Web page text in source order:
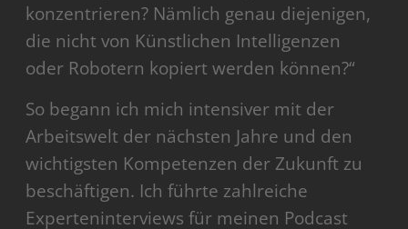
konzentrieren? Nämlich genau diejenigen,
die nicht von Künstlichen Intelligenzen
oder Robotern kopiert werden können?“
So begann ich mich intensiver mit der
Arbeitswelt der nächsten Jahre und den
wichtigsten Kompetenzen der Zukunft zu
beschäftigen. Ich führte zahlreiche
Experteninterviews für meinen Podcast